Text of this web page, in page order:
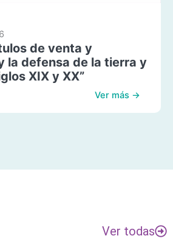
de venta y
la defensa de la tierra y
XIX y XX”
Ver más →
Ver todas